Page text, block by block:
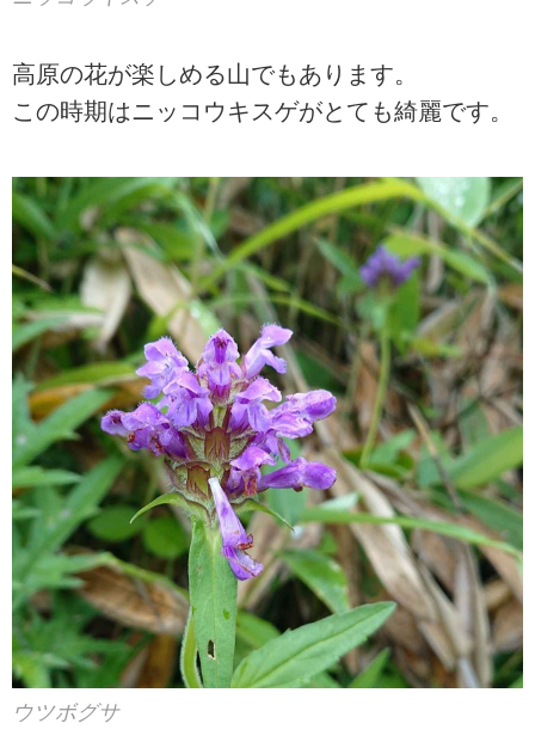
高原の花が楽しめる山でもあります。
この時期はニッコウキスゲがとても綺麗です。
ウツボグサ